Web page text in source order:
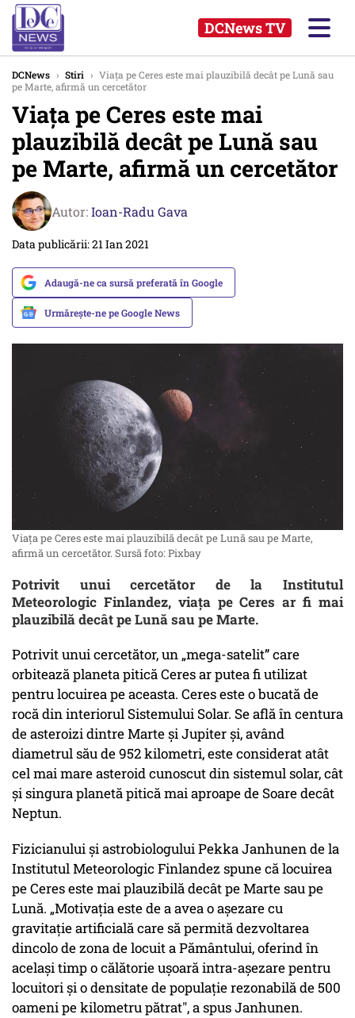
DCNews TV
DCNews › Stiri › Viața pe Ceres este mai plauzibilă decât pe Lună sau
pe Marte, afirmă un cercetător
Viața pe Ceres este mai
plauzibilă decât pe Lună sau
pe Marte, afirmă un cercetător
Autor:Ioan-Radu Gava
Data publicării: 21 Ian 2021
Adaugă-ne ca sursă preferată în Google
Urmărește-ne pe Google News
Viața pe Ceres este mai plauzibilă decât pe Lună sau pe Marte,
afirmă un cercetător. Sursă foto: Pixbay
Potrivit unui cercetător de la Institutul
Meteorologic Finlandez, viața pe Ceres ar fi mai
plauzibilă decât pe Lună sau pe Marte.
Potrivit unui cercetător, un „mega-satelit” care
orbitează planeta pitică Ceres ar putea fi utilizat
pentru locuirea pe aceasta. Ceres este o bucată de
rocă din interiorul Sistemului Solar. Se află în centura
de asteroizi dintre Marte și Jupiter și, având
diametrul său de 952 kilometri, este considerat atât
cel mai mare asteroid cunoscut din sistemul solar, cât
și singura planetă pitică mai aproape de Soare decât
Neptun.
Fizicianului și astrobiologului Pekka Janhunen de la
Institutul Meteorologic Finlandez spune că locuirea
pe Ceres este mai plauzibilă decât pe Marte sau pe
Lună. „Motivația este de a avea o așezare cu
gravitație artificială care să permită dezvoltarea
dincolo de zona de locuit a Pământului, oferind în
același timp o călătorie ușoară intra-așezare pentru
locuitori și o densitate de populație rezonabilă de 500
oameni pe kilometru pătrat", a spus Janhunen.